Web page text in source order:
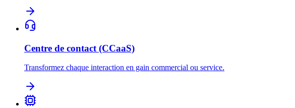
Centre de contact (CCaaS)
Transformez chaque interaction en gain commercial ou service.